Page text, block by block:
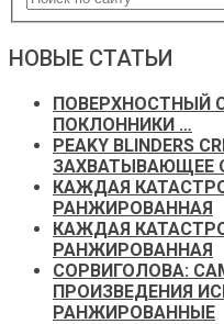
НОВЫЕ СТАТЬИ
ПОВЕРХНОСТНЫЙ
ПОКЛОННИКИ …
PEAKY BLINDERS
ЗАХВАТЫВАЮЩЕЕ
КАЖДАЯ
РАНЖИРОВАННАЯ
КАЖДАЯ
РАНЖИРОВАННАЯ
СОРВИГОЛОВА:
ПРОИЗВЕДЕНИЯ
РАНЖИРОВАННЫЕ